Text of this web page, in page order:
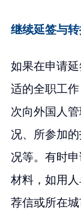
继续延签与
如果在申请
适的全职工
次向外国人
况、所参加
况等。有时
材料，如用
荐信或所在